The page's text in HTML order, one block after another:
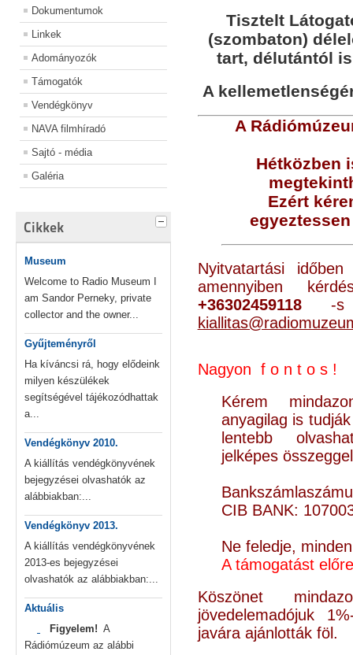
Dokumentumok
Linkek
Adományozók
Támogatók
Vendégkönyv
NAVA filmhíradó
Sajtó - média
Galéria
Cikkek
Museum
Welcome to Radio Museum I
am Sandor Perneky, private
collector and the owner...
Gyűjteményről
Ha kíváncsi rá, hogy elődeink
milyen készülékek
segítségével tájékozódhattak
a...
Vendégkönyv 2010.
A kiállítás vendégkönyvének
bejegyzései olvashatók az
alábbiakban:...
Vendégkönyv 2013.
A kiállítás vendégkönyvének
2013-es bejegyzései
olvashatók az alábbiakban:...
Aktuális
Figyelem! A
Rádiómúzeum az alábbi
Tisztelt
(szombaton)
tart, délutántól
A
A
Hétközben
Ezért
Nyitvatartási
amennyiben
+36302459118-s
Nagyon f o n t o s !
Kérem
anyagilag is
lentebb
jelképes
CIB BANK:
Ne feledje,
A támogatást
Köszönet
jövedelemadójuk
javára ajánlották föl.